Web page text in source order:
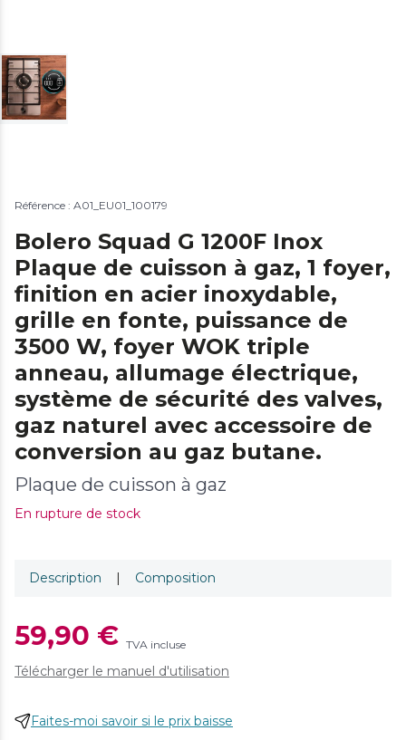
Référence : A01_EU01_100179
Bolero Squad G 1200F Inox
Plaque de cuisson à gaz, 1 foyer,
finition en acier inoxydable,
grille en fonte, puissance de
3500 W, foyer WOK triple
anneau, allumage électrique,
système de sécurité des valves,
gaz naturel avec accessoire de
conversion au gaz butane.
Plaque de cuisson à gaz
En rupture de stock
Description | Composition
59,90 € TVA incluse
Télécharger le manuel d'utilisation
Faites-moi savoir si le prix baisse